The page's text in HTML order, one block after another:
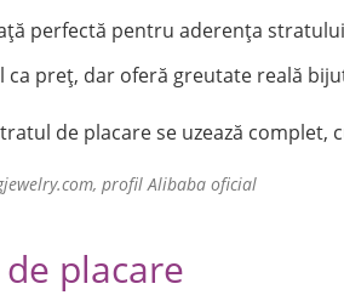
perfectă pentru aderența
ca preț, dar oferă greutate reală
de placare se uzează
profil Alibaba oficial
placare